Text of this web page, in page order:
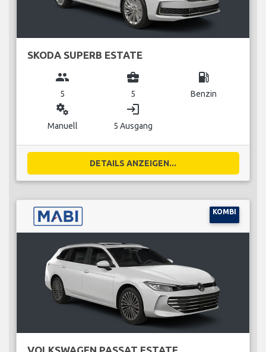
SKODA SUPERB ESTATE
group
5
business_center
5
local_gas_station
Benzin
miscellaneous_services
Manuell
login
5 Ausgang
DETAILS ANZEIGEN...
KOMBI
VOLKSWAGEN PASSAT ESTATE